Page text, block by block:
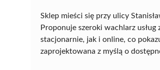
Sklep mieści się przy ulicy
Proponuje szeroki wachlarz
stacjonarnie, jak i online, co
zaprojektowana z myślą o